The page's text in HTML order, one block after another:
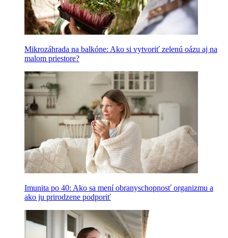
Mikrozáhrada na balkóne: Ako si vytvoriť zelenú oázu aj na
malom priestore?
Imunita po 40: Ako sa mení obranyschopnosť organizmu a
ako ju prirodzene podporiť